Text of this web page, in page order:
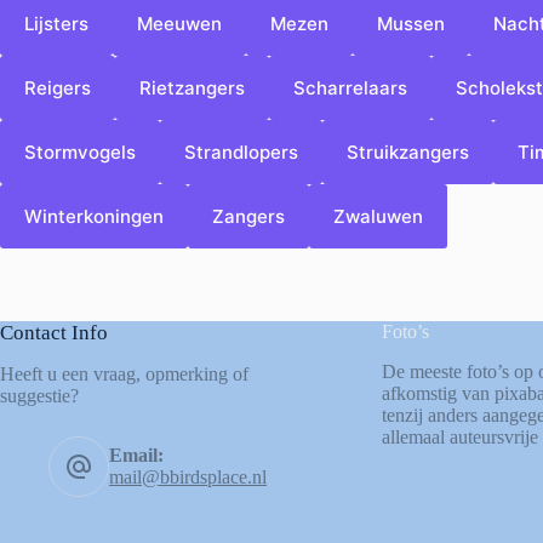
Lijsters Meeuwen Mezen Mussen
Reigers Rietzangers Scharrelaars
Stormvogels Strandlopers Struikzangers
Winterkoningen Zangers Zwaluwen
Contact Info
Heeft u een vraag, opmerking of
suggestie?
Email:
mail@bbirdsplace.nl
Foto’s
De meeste foto’s op
afkomstig van
tenzij anders
allemaal auteursvrije